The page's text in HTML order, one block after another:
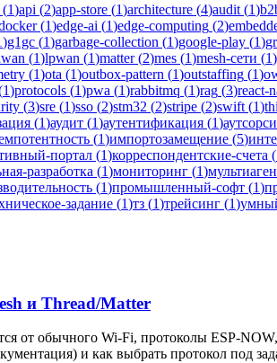
(1)api (2)app-store (1)architecture (4)audit (1)
(1)edge-ai (1)edge-computing (2)
)g1gc (1)garbage-collection (1)google-play (1)
(1)lpwan (1)matter(2)mes (1)mesh-сети (1)
(1)ota (1)outbox-pattern (1)outstaffing (1)
1)protocols (1)pwa (1)rabbitmq (1)rag (3)react-
(3)sre (1)sso (2)stm32 (2)stripe (2)swift (1)
(1)аудит (1)аутентификация (1)
(1)импортозамещение (5)
портал (1)корреспондентские-счета (
разработка (1)мониторинг (1)
(1)промышленный-софт (1)
задание (1)тз (1)трейсинг (1)
и Thread/Matter
от обычного Wi-Fi, протоколы ESP-
и как выбрать протокол под